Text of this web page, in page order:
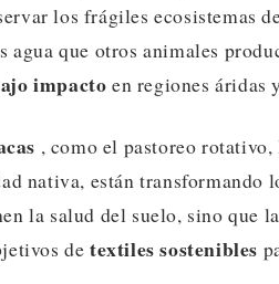
los frágiles ecosistemas
agua que otros animales
impacto en regiones áridas
, como el pastoreo
nativa, están transformando
la salud del suelo, sino que
detextiles sostenibles